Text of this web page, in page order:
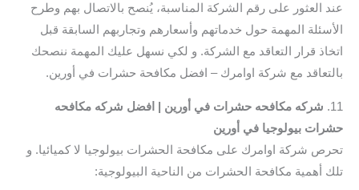
عند العثور على رقم الشركة المناسبة، يُنصح بالاتصال بهم وطرح
الأسئلة المهمة حول خدماتهم وأسعارهم وتجاربهم السابقة قبل
اتخاذ قرار التعاقد مع الشركة. و لكي نسهل عليك المهمة ننصحك
بالتعاقد مع شركة اوامرك – افضل مكافحة حشرات في أورين.
11.
شركه مكافحه حشرات في أورين | افضل شركه مكافحه
حشرات بيولوجيا في أورين
تحرص شركة اوامرك على مكافحة الحشرات بيولوجيا لا كميائيا. و
تلك أهمية مكافحة الحشرات من الناحية البيولوجية: